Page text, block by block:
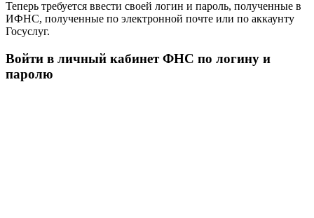
Теперь требуется ввести своей логин и пароль, полученные в
ИФНС, полученные по электронной почте или по аккаунту
Госуслуг.
Войти в личный кабинет ФНС по логину и
паролю